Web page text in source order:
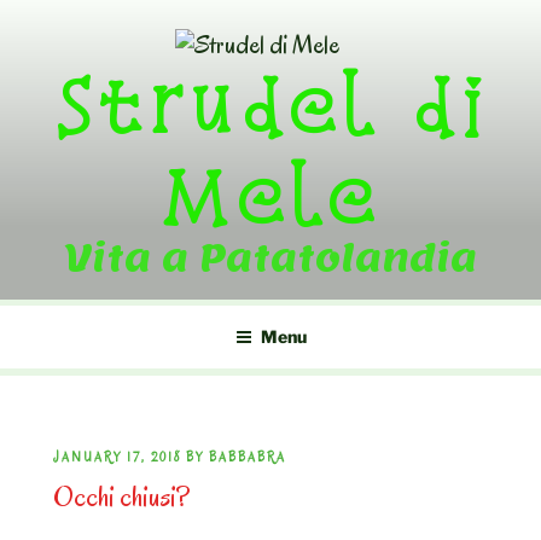
contentStrudel di
Mele
Vita a Patatolandia
Menu
POSTED
ON
JANUARY 17, 2018 BY BABBABRA
Occhi chiusi?